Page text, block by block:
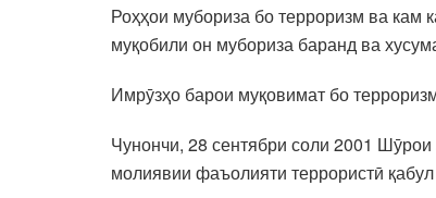
Роҳҳои мубориза бо терроризм ва кам
муқобили он мубориза баранд ва
Имрӯзҳо барои муқовимат бо
Чунончи, 28 сентябри соли 2001
молиявии фаъолияти террористӣ қабул